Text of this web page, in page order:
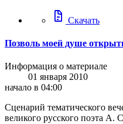
docs Скачать
Позволь моей душе
Информация о материале
01 января 2010
начало в 04:00
Сценарий тематического
великого русского поэта А.